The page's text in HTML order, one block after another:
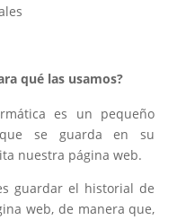
qué las usamos?
es un pequeño
se guarda en su
nuestra página web.
guardar el historial de
web, de manera que,